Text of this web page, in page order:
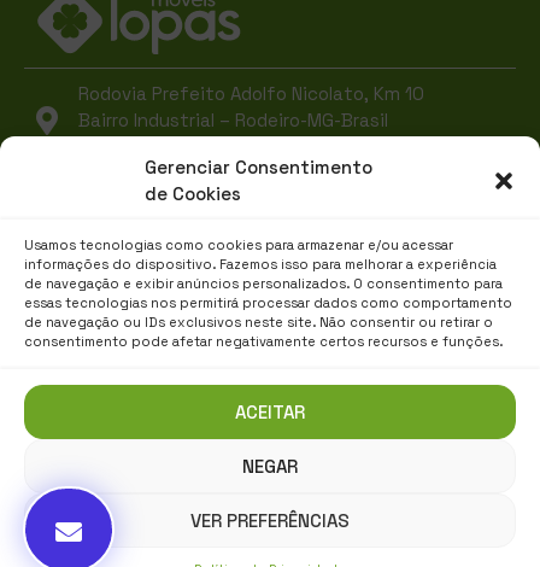
Gerenciar Consentimento
de Cookies
Usamos tecnologias como cookies para armazenar e/ou acessar
informações do dispositivo. Fazemos isso para melhorar a experiência
de navegação e exibir anúncios personalizados. O consentimento para
essas tecnologias nos permitirá processar dados como comportamento
de navegação ou IDs exclusivos neste site. Não consentir ou retirar o
consentimento pode afetar negativamente certos recursos e funções.
ACEITAR
NEGAR
VER PREFERÊNCIAS
Rodovia Prefeito Adolfo Nicolato, Km 10
Bairro Industrial – Rodeiro-MG-Brasil
(32) 3577-3300
lopas@grupolopas.com.br
RELATÓRIO DE TRANSPARÊNCIA E IGUALDADE